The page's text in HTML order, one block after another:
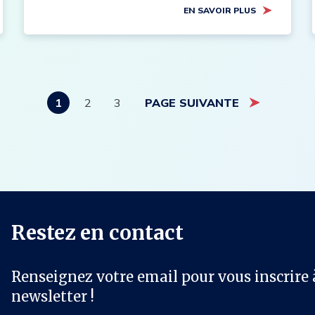
EN SAVOIR PLUS
Pagination
P
1
P
2
P
3 PAGE SUIVANTE
Restez en contact
Renseignez votre email pour vous inscrire
newsletter !